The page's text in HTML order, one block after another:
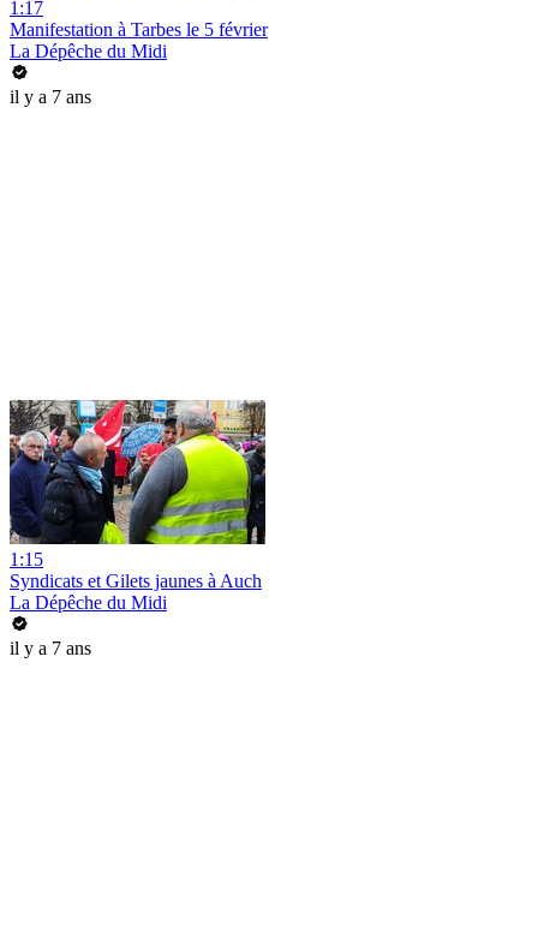
1:17
Manifestation à Tarbes le 5 février
La Dépêche du Midi
il y a 7 ans
1:15
Syndicats et Gilets jaunes à Auch
La Dépêche du Midi
il y a 7 ans